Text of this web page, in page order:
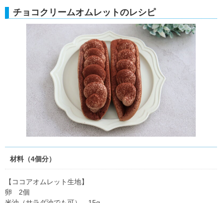
チョコクリームオムレットのレシピ
材料（4個分）
【ココアオムレット生地】
卵 2個